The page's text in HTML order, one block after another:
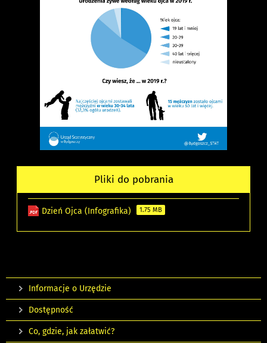
Pliki do pobrania
Dzień Ojca (Infografika) 1.75 MB
Informacje o Urzędzie
Dostępność
Co, gdzie, jak załatwić?